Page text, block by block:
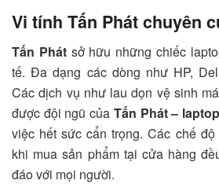
Vi tính Tấn Phát chuyên
Tấn Phátsở hữu những chiếc
tế. Đa dạng các dòng như HP,
Các dịch vụ như lau dọn vệ sinh
được đội ngũ của Tấn Phát –
việc hết sức cẩn trọng. Các chế
khi mua sản phẩm tại cửa hàng
đáo với mọi người.